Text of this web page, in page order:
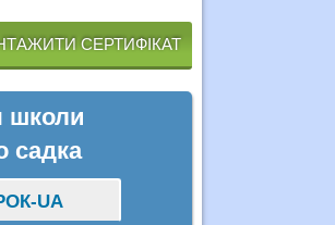
СЕРТИФІКАТ
школи
садка
UA